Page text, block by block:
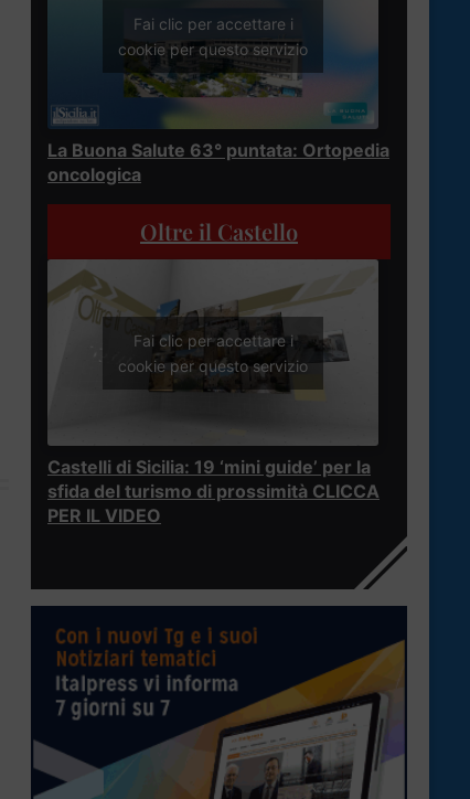
Fai clic per accettare i
cookie per questo servizio
La Buona Salute 63° puntata: Ortopedia
oncologica
Oltre il Castello
Fai clic per accettare i
cookie per questo servizio
Castelli di Sicilia: 19 ‘mini guide’ per la
sfida del turismo di prossimità CLICCA
PER IL VIDEO